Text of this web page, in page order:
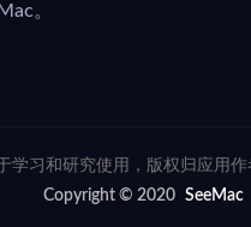
。
学习和研究使用，版权归应用
Copyright © 2020 SeeMac